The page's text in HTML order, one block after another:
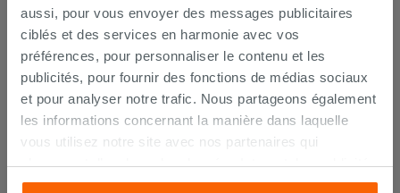
aussi, pour vous envoyer des messages publicitaires
ciblés et des services en harmonie avec vos
préférences, pour personnaliser le contenu et les
publicités, pour fournir des fonctions de médias sociaux
et pour analyser notre trafic. Nous partageons également
les informations concernant la manière dans laquelle
vous utilisez notre site avec nos partenaires qui
s’occupent d’analyser les données Internet, les publicités
et les réseaux sociaux. Lesdits partenaires pourraient
LIVRAISON GARANTIE